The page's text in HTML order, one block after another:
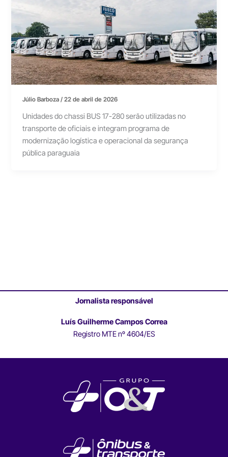
Júlio Barboza/22 de abril de 2026
Unidades do chassi BUS 17-280 serão utilizadas no
transporte de oficiais e integram programa de
modernização logística e operacional da segurança
pública paraguaia
Jornalista responsável
Luís Guilherme Campos Correa
Registro MTE nº 4604/ES